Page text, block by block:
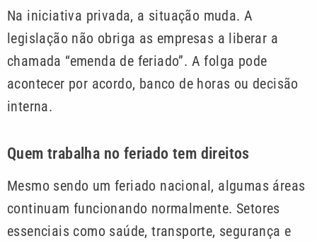
Na iniciativa privada, a situação muda. A
legislação não obriga as empresas a liberar a
chamada “emenda de feriado”. A folga pode
acontecer por acordo, banco de horas ou decisão
interna.
Quem trabalha no feriado tem direitos
Mesmo sendo um feriado nacional, algumas áreas
continuam funcionando normalmente. Setores
essenciais como saúde, transporte, segurança e